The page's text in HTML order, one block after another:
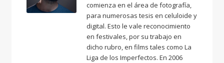
comienza en el área de fotografía,
para numerosas tesis en celuloide y
digital. Esto le vale reconocimiento
en festivales, por su trabajo en
dicho rubro, en films tales como La
Liga de los Imperfectos. En 2006